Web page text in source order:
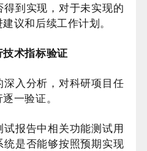
到实现，对于未实现的
议和后续工作计划。
术指标验证
入分析，对科研项目任
一验证。
报告中相关功能测试用
是否能够按照预期实现